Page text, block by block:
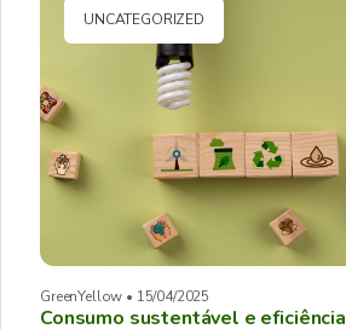
UNCATEGORIZED
GreenYellow • 15/04/2025
Consumo sustentável e eficiência